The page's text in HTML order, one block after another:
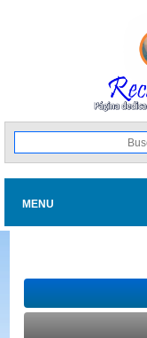
MENU